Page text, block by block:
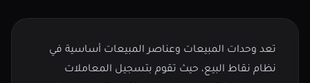
تعد وحدات المبيعات وعناصر المبيعات أساسية في
نظام نقاط البيع، حيث تقوم بتسجيل المعاملات